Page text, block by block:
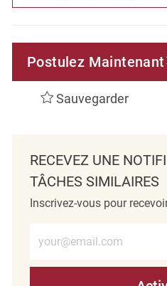
Postulez Maintenant
Sauvegarder
RECEVEZ UNE
TÂCHES SIMILAIRES
Inscrivez-vous pour